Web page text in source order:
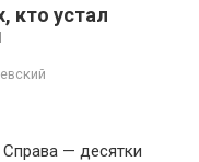
кто устал
Справа — десятки